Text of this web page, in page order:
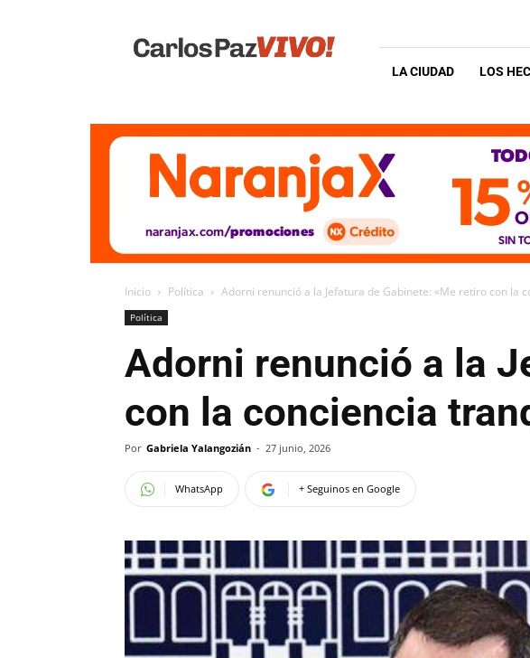
Vivo
LA CIUDAD LOS
Inicio Política Adorni renunció a la Jefatura de Gabinete: «Me retiro con la
Política
Adorni renunció a la
con la conciencia
Por Gabriela Yalangozián - 27 junio, 2026
WhatsApp + Seguinos en Google